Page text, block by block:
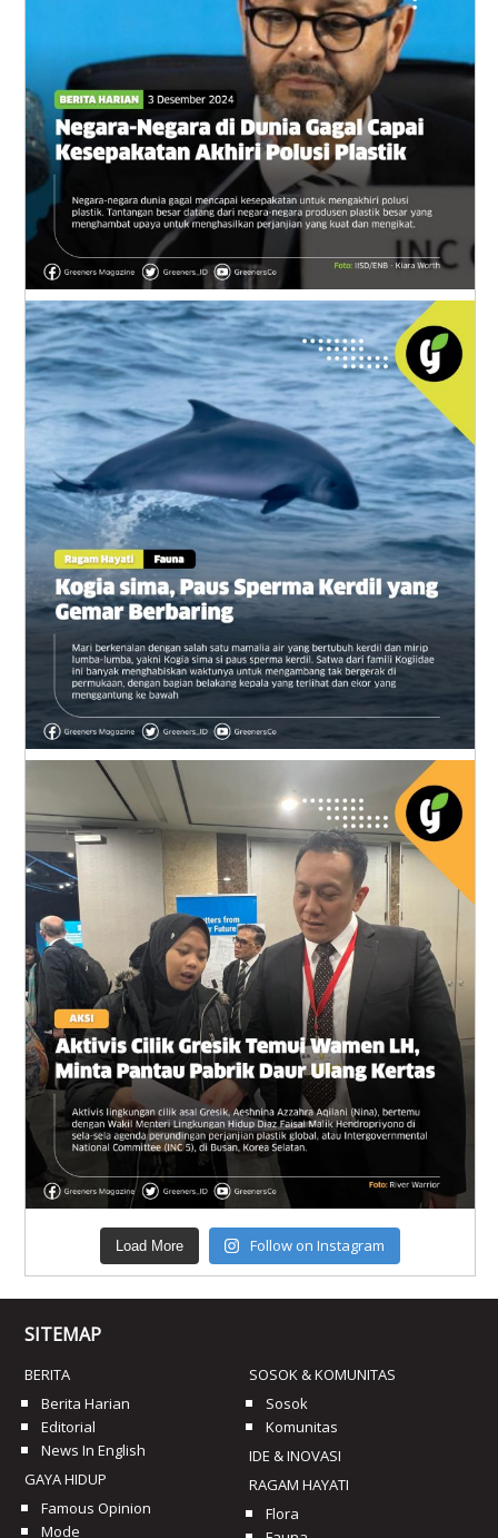
Load More Follow on Instagram
SITEMAP
BERITA
Berita Harian
Editorial
News In English
GAYA HIDUP
Famous Opinion
Mode
SOSOK & KOMUNITAS
Sosok
Komunitas
IDE & INOVASI
RAGAM HAYATI
Flora